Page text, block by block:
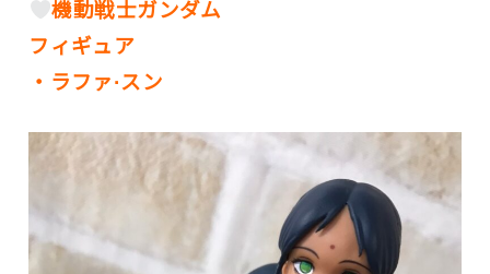
機動戦士ガンダム
フィギュア
・ラファ·スン